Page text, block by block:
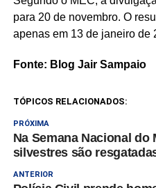
para 20 de novembro. O
apenas em 13 de janeiro de
Fonte: Blog Jair Sampaio
TÓPICOS RELACIONADOS:
PRÓXIMA
Na Semana Nacional do
silvestres são
ANTERIOR